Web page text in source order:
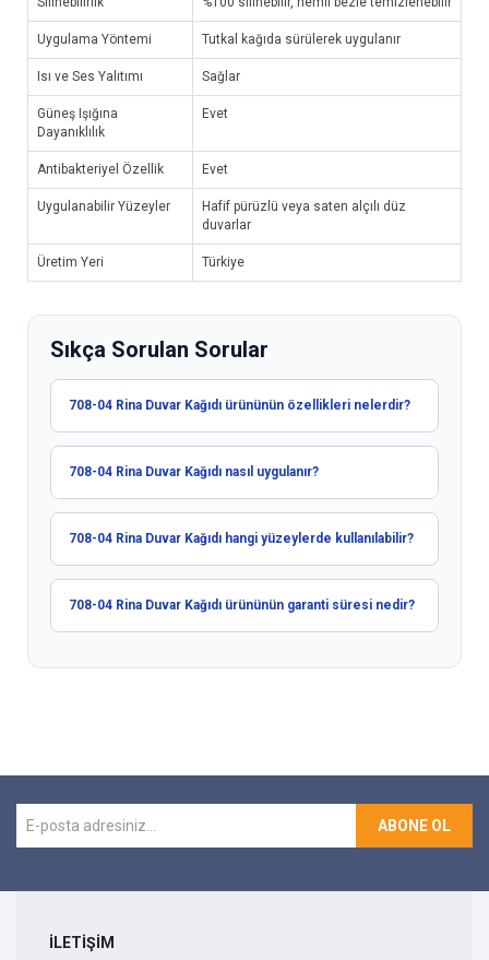
Uygulama Yöntemi Tutkal kağıda sürülerek uygulanır
Isı ve Ses Yalıtımı Sağlar
Güneş Işığına
Dayanıklılık
Evet
Antibakteriyel Özellik Evet
Uygulanabilir Yüzeyler
Hafif pürüzlü veya saten alçılı düz
duvarlar
Üretim Yeri Türkiye
Sıkça Sorulan Sorular
708-04 Rina Duvar Kağıdı ürününün özellikleri nelerdir?
708-04 Rina Duvar Kağıdı nasıl uygulanır?
708-04 Rina Duvar Kağıdı hangi yüzeylerde kullanılabilir?
708-04 Rina Duvar Kağıdı ürününün garanti süresi nedir?
ABONE OL
İLETİŞİM